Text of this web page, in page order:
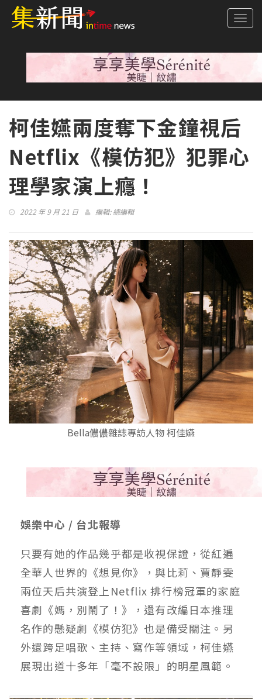
柯佳嬿兩度奪下金鐘視后
Netflix《模仿犯》犯罪心
理學家演上癮！
2022 年 9 月 21 日 編輯:總編輯
Bella儂儂雜誌專訪人物 柯佳嬿
娛樂中心 / 台北報導
只要有她的作品幾乎都是收視保證，從紅遍
全華人世界的《想見你》，與比莉、賈靜雯
兩位天后共演登上Netflix 排行榜冠軍的家庭
喜劇《媽，別鬧了！》，還有改編日本推理
名作的懸疑劇《模仿犯》也是備受關注。另
外還跨足唱歌、主持、寫作等領域，柯佳嬿
展現出道十多年「毫不設限」的明星風範。